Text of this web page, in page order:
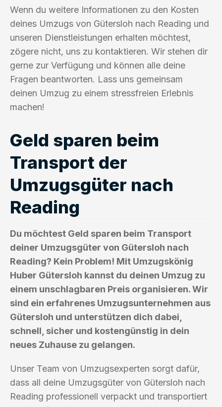
Wenn du weitere Informationen zu den Kosten
deines Umzugs von Gütersloh nach Reading und
unseren Dienstleistungen erhalten möchtest,
zögere nicht, uns zu kontaktieren. Wir stehen dir
gerne zur Verfügung und können alle deine
Fragen beantworten. Lass uns gemeinsam
deinen Umzug zu einem stressfreien Erlebnis
machen!
Geld sparen beim
Transport der
Umzugsgüter nach
Reading
Du möchtest Geld sparen beim Transport
deiner Umzugsgüter von Gütersloh nach
Reading? Kein Problem! Mit Umzugskönig
Huber Gütersloh kannst du deinen Umzug zu
einem unschlagbaren Preis organisieren. Wir
sind ein erfahrenes Umzugsunternehmen aus
Gütersloh und unterstützen dich dabei,
schnell, sicher und kostengünstig in dein
neues Zuhause zu gelangen.
Unser Team von Umzugsexperten sorgt dafür,
dass all deine Umzugsgüter von Gütersloh nach
Reading professionell verpackt und transportiert